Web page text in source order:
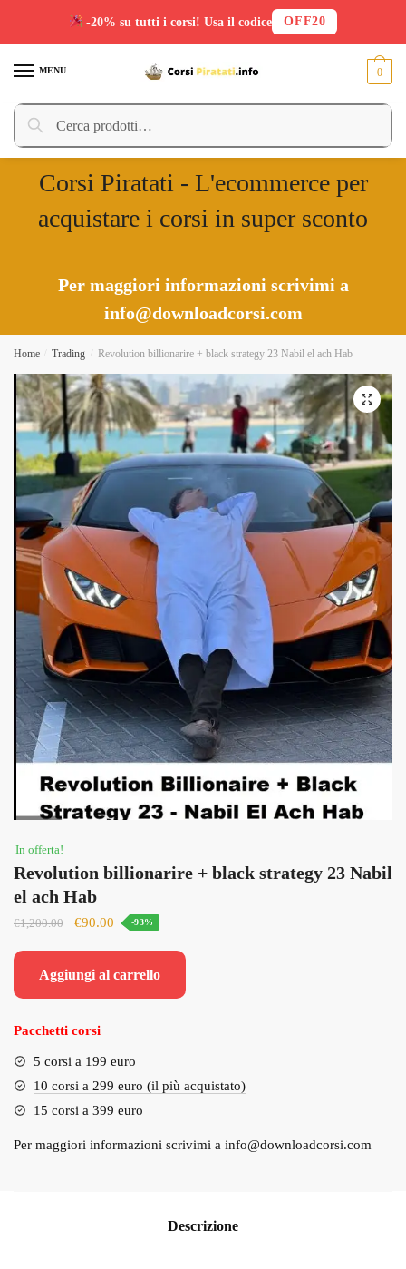
MENU
Cerca:
Cerca
0
Corsi Piratati - L'ecommerce per
acquistare i corsi in super sconto
Per maggiori informazioni scrivimi a
info@downloadcorsi.com
Home Trading Revolution billionarire + black strategy 23 Nabil el ach Hab
In offerta!
Revolution billionarire + black strategy 23 Nabil
el ach Hab
€1,200.00
Il
era:
€90.00 Il
è:
-93%
Aggiungi al carrello
Pacchetti corsi
5 corsi a 199 euro
10 corsi a 299 euro (il più acquistato)
15 corsi a 399 euro
Per maggiori informazioni scrivimi a info@downloadcorsi.com
Descrizione
-20% su tutti i corsi! Usa il codice OFF20